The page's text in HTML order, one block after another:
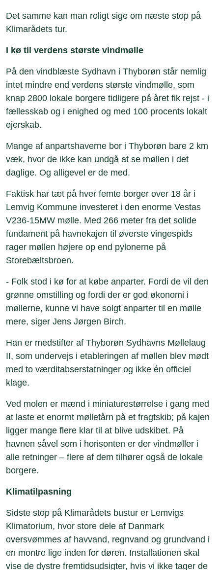
Det samme kan man roligt sige om næste stop på
Klimarådets tur.
I kø til verdens største vindmølle
På den vindblæste Sydhavn i Thyborøn står nemlig
intet mindre end verdens største vindmølle, som
knap 2800 lokale borgere tidligere på året fik rejst - i
fællesskab og i enighed og med 100 procents lokalt
ejerskab.
Mange af anpartshaverne bor i Thyborøn bare 2 km
væk, hvor de ikke kan undgå at se møllen i det
daglige. Og alligevel er de med.
Faktisk har tæt på hver femte borger over 18 år i
Lemvig Kommune investeret i den enorme Vestas
V236-15MW mølle. Med 266 meter fra det solide
fundament på havnekajen til øverste vingespids
rager møllen højere op end pylonerne på
Storebæltsbroen.
- Folk stod i kø for at købe anparter. Fordi de vil den
grønne omstilling og fordi der er god økonomi i
møllerne, kunne vi have solgt anparter til en mølle
mere, siger Jens Jørgen Birch.
Han er medstifter af Thyborøn Sydhavns Møllelaug
II, som undervejs i etableringen af møllen blev mødt
med to værditabserstatninger og ikke én officiel
klage.
Ved molen er mænd i miniaturestørrelse i gang med
at laste et enormt mølletårn på et fragtskib; på kajen
ligger mange flere klar til at blive udskibet. På
havnen såvel som i horisonten er der vindmøller i
alle retninger – flere af dem tilhører også de lokale
borgere.
Klimatilpasning
Sidste stop på Klimarådets bustur er Lemvigs
Klimatorium, hvor store dele af Danmark
oversvømmes af havvand, regnvand og grundvand i
en montre lige inden for døren. Installationen skal
vise de dystre fremtidsudsigter, hvis vi ikke tager de